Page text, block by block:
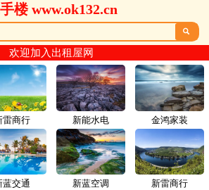
楼 www.ok132.cn

欢迎加入出租屋网
雷商行
蓝交通
新能水电 金鸿家装
新蓝空调 新雷商行